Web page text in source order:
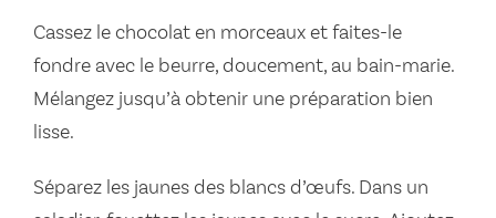
Cassez le chocolat en morceaux et faites-le
fondre avec le beurre, doucement, au bain-marie.
Mélangez jusqu’à obtenir une préparation bien
lisse.
Séparez les jaunes des blancs d’œufs. Dans un